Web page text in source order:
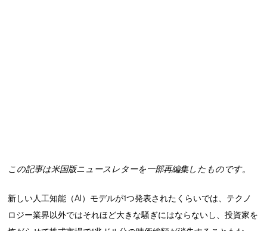
この記事は米国版ニュースレターを一部再編集したものです。
新しい人工知能（AI）モデルが1つ発表されたくらいでは、テクノ
ロジー業界以外ではそれほど大きな騒ぎにはならないし、投資家を